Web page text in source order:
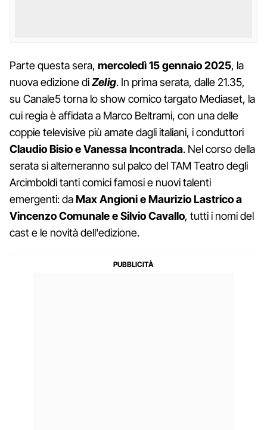
Parte questa sera, mercoledì 15 gennaio 2025, la
nuova edizione diZelig. In prima serata, dalle 21.35,
su Canale5 torna lo show comico targato Mediaset, la
cui regia è affidata a Marco Beltrami, con una delle
coppie televisive più amate dagli italiani, i conduttori
Claudio Bisio e Vanessa Incontrada. Nel corso della
serata si alterneranno sul palco del TAM Teatro degli
Arcimboldi tanti comici famosi e nuovi talenti
emergenti: daMax Angioni e Maurizio Lastrico a
Vincenzo Comunale e Silvio Cavallo, tutti i nomi del
cast e le novità dell'edizione.